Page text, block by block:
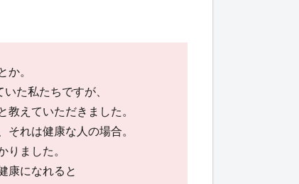
か。
た私たちですが、
えていただきました。
れは健康な人の場合。
りました。
康になれると